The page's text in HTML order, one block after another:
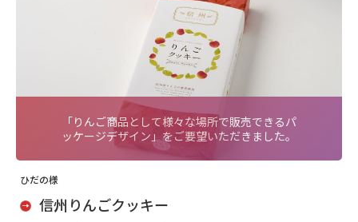
「りんご商品として様々な場所で販売できるパ
ッケージデザイン」をご要望いただきました。
ひだの様
信州りんごクッキー